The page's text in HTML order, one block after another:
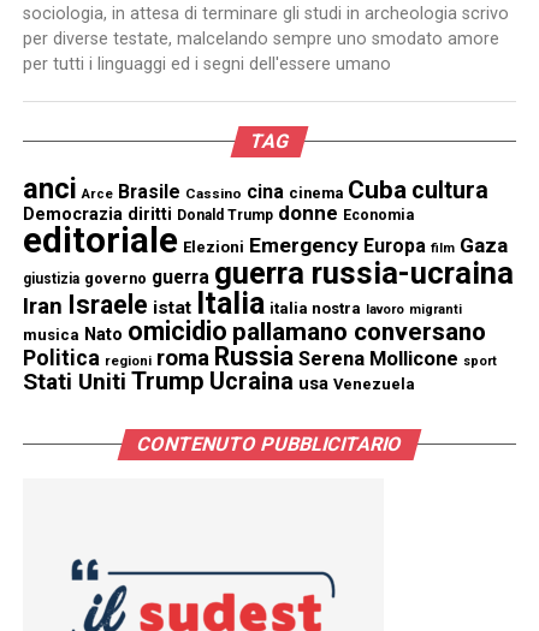
sociologia, in attesa di terminare gli studi in archeologia scrivo
per diverse testate, malcelando sempre uno smodato amore
per tutti i linguaggi ed i segni dell'essere umano
TAG
anci Arce Brasile Cassino cina cinema Cuba cultura
Democrazia diritti Donald Trump donne Economia
editoriale Elezioni Emergency Europa film Gaza
giustizia governo guerra guerra russia-ucraina
Iran Israele istat Italia italia nostra lavoro migranti
musica Nato omicidio pallamano conversano
Politica regioni roma Russia Serena Mollicone sport
Stati Uniti Trump Ucraina usa Venezuela
CONTENUTO PUBBLICITARIO